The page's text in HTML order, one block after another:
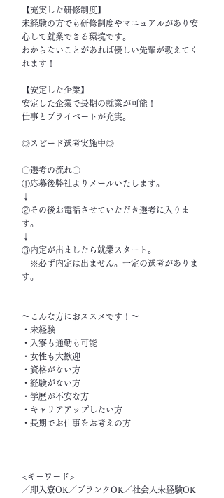
【充実した研修制度】
未経験の方でも研修制度やマニュアルがあり安
心して就業できる環境です。
わからないことがあれば優しい先輩が教えてく
れます！
【安定した企業】
安定した企業で長期の就業が可能！
仕事とプライベートが充実。
◎スピード選考実施中◎
〇選考の流れ〇
①応募後弊社よりメールいたします。
↓
②その後お電話させていただき選考に入りま
す。
↓
③内定が出ましたら就業スタート。
※必ず内定は出ません。一定の選考がありま
す。
～こんな方におススメです！～
・未経験
・入寮も通勤も可能
・女性も大歓迎
・資格がない方
・経験がない方
・学歴が不安な方
・キャリアアップしたい方
・長期でお仕事をお考えの方
<キーワード>
／即入寮OK／ブランクOK／社会人未経験OK